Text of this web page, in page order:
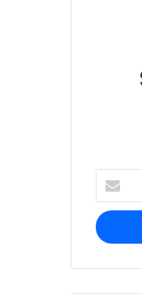
your
Email
address